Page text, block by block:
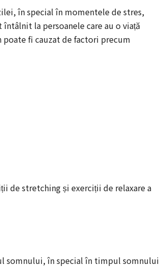
în special în momentele de stres,
la persoanele care au o viață
fi cauzat de factori precum
de stretching și exerciții de relaxare a
somnului, în special în timpul somnului